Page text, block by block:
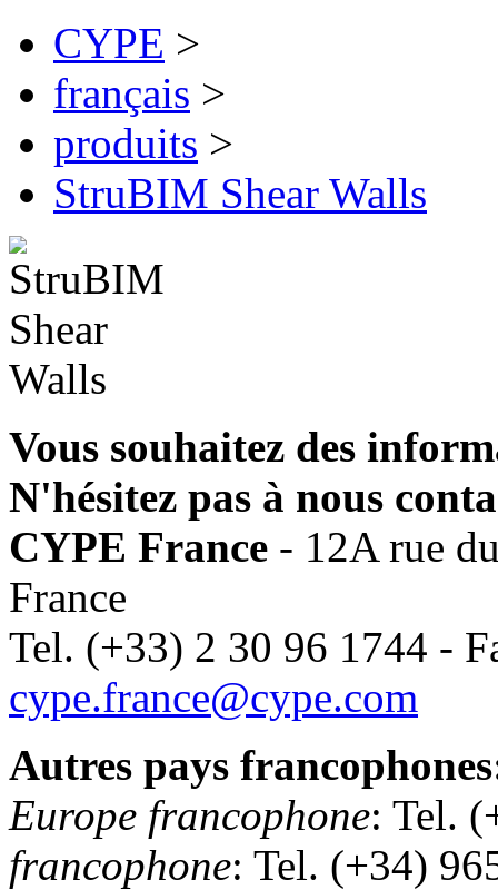
CYPE >
français >
produits >
StruBIM Shear Walls
Vous souhaitez des
N'hésitez pas à nous
CYPE France - 12A rue
France
Tel. (+33) 2 30 96 1744 -
cype.france@cype.com
Autres pays
Europe francophone: Tel.
francophone: Tel. (+34)